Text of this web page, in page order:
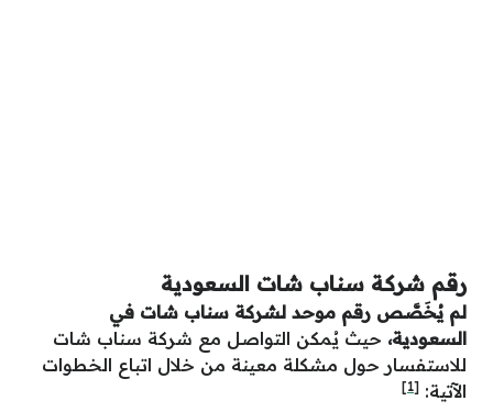
رقم شركة سناب شات السعودية
لم يُخَصَّص رقم موحد لشركة سناب شات في
السعودية، حيث يُمكن التواصل مع شركة سناب شات
للاستفسار حول مشكلة معينة من خلال اتباع الخطوات
الآتية: [1]